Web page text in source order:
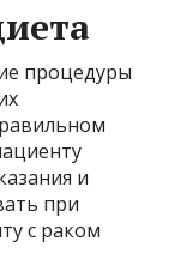
процедуры
и
при
с раком